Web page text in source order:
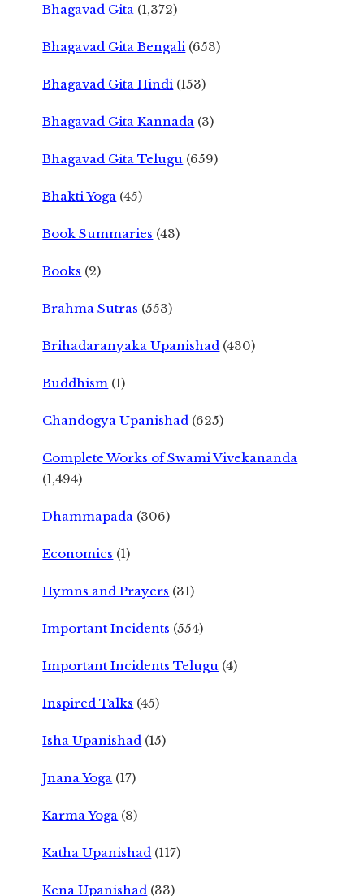
Bhagavad Gita (1,372)
Bhagavad Gita Bengali (653)
Bhagavad Gita Hindi (153)
Bhagavad Gita Kannada (3)
Bhagavad Gita Telugu (659)
Bhakti Yoga (45)
Book Summaries (43)
Books (2)
Brahma Sutras (553)
Brihadaranyaka Upanishad (430)
Buddhism (1)
Chandogya Upanishad (625)
Complete Works of Swami Vivekananda
(1,494)
Dhammapada (306)
Economics (1)
Hymns and Prayers (31)
Important Incidents (554)
Important Incidents Telugu (4)
Inspired Talks (45)
Isha Upanishad (15)
Jnana Yoga (17)
Karma Yoga (8)
Katha Upanishad (117)
Kena Upanishad (33)